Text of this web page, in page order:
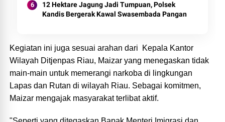
12 Hektare Jagung Jadi Tumpuan, Polsek
Kandis Bergerak Kawal Swasembada Pangan
Kegiatan ini juga sesuai arahan dari Kepala Kantor
Wilayah Ditjenpas Riau, Maizar yang menegaskan tidak
main-main untuk memerangi narkoba di lingkungan
Lapas dan Rutan di wilayah Riau. Sebagai komitmen,
Maizar mengajak masyarakat terlibat aktif.